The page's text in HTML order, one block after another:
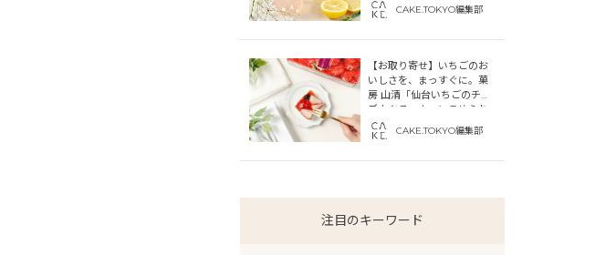
CAKE.TOKYO編集部
【お取り寄せ】いちごのお
いしさを、まっすぐに。菓
房 山清「仙台いちごのチー
ズカタラーナ」にこめられ
た宮城への想い
CAKE.TOKYO編集部
注目のキーワード